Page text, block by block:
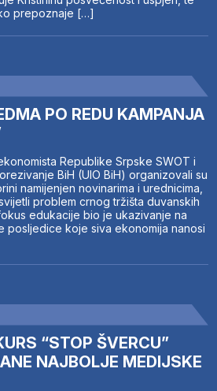
prepoznaje […]
PO REDU KAMPANJA
Republike Srpske SWOT i
BiH (UIO BiH) organizovali su
namijenjen novinarima i urednicima,
problem crnog tržišta duvanskih
edukacije bio je ukazivanje na
posljedice koje siva ekonomija nanosi
“STOP ŠVERCU”
NAJBOLJE MEDIJSKE